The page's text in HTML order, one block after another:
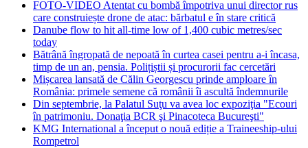
FOTO-VIDEO Atentat cu bombă împotriva unui director rus
care construiește drone de atac: bărbatul e în stare critică
Danube flow to hit all-time low of 1,400 cubic metres/sec
today
Bătrână îngropată de nepoată în curtea casei pentru a-i încasa,
timp de un an, pensia. Polițiștii și procurorii fac cercetări
Mișcarea lansată de Călin Georgescu prinde amploare în
România: primele semene că românii îi ascultă îndemnurile
Din septembrie, la Palatul Suţu va avea loc expoziţia "Ecouri
în patrimoniu. Donaţia BCR şi Pinacoteca Bucureşti"
KMG International a început o nouă ediție a Traineeship-ului
Rompetrol